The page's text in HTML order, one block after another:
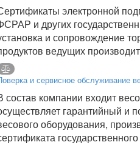
электронной
и других
и сопровождение
ведущих
и сервисное обслуживание
состав компании входит
гарантийный и
оборудования,